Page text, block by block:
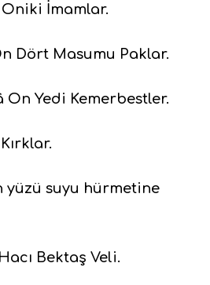
İmamlar.
Dört Masumu Paklar.
On Yedi Kemerbestler.
yüzü suyu hürmetine
Bektaş Veli.